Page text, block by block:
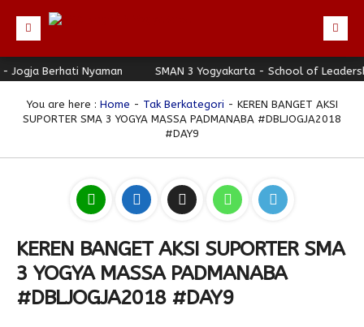
Beranda
Profil
Visi-Misi
Struktur Organisasi
Terbaru
Seragam
Kolom Siswa
Pengumuman
Direktori
Guru & Karyawan
Padmanaba Smart Service
Majalah Digital
Karya Siswa
Foto
Video
Download
Hubungi Kami
Bulletin
Berhati Nyaman SMAN 3 Yogyakarta - School of
You are here : Home - Tak Berkategori - KEREN BANGET AKSI
SUPORTER SMA 3 YOGYA MASSA PADMANABA #DBLJOGJA2018
#DAY9
KEREN BANGET AKSI SUPORTER SMA
3 YOGYA MASSA PADMANABA
#DBLJOGJA2018 #DAY9